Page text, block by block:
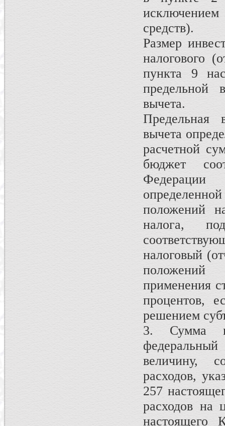
средств).
Размер
налогового
пункта 9
предельной
вычета.
Предельная
вычета
расчетной
бюджет
Федерации
положений
налога,
налоговый
положений
применения
процентов,
решением
3. Сумма
величину,
расходов,
257
расходов на
настоящего